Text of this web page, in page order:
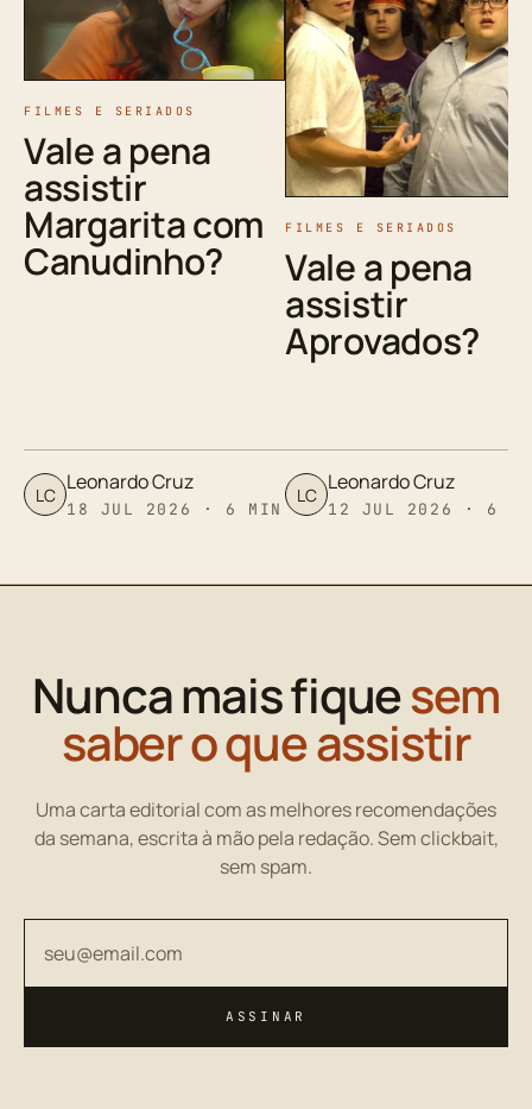
FILMES E SERIADOS
Vale a pena
assistir
Margarita com
Canudinho?
LC Leonardo Cruz
18 JUL 2026 · 6 MIN
FILMES E SERIADOS
Vale a pena
assistir
Aprovados?
LC Leonardo Cruz
12 JUL 2026 · 6
Nunca mais fiquesem
saber o que assistir
Uma carta editorial com as melhores recomendações
da semana, escrita à mão pela redação. Sem clickbait,
sem spam.
ASSINAR